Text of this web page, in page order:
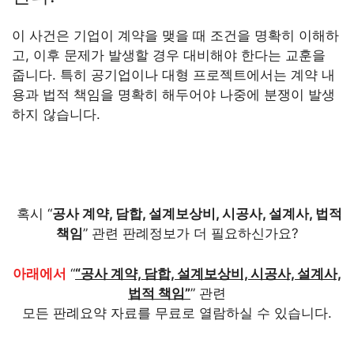
이 사건은 기업이 계약을 맺을 때 조건을 명확히 이해하
고, 이후 문제가 발생할 경우 대비해야 한다는 교훈을
줍니다. 특히 공기업이나 대형 프로젝트에서는 계약 내
용과 법적 책임을 명확히 해두어야 나중에 분쟁이 발생
하지 않습니다.
혹시 “공사 계약, 담합, 설계보상비, 시공사, 설계사, 법적
책임” 관련 판례정보가 더 필요하신가요?
아래에서 ““공사 계약, 담합, 설계보상비, 시공사, 설계사,
법적 책임”” 관련
모든 판례요약 자료를 무료로 열람하실 수 있습니다.